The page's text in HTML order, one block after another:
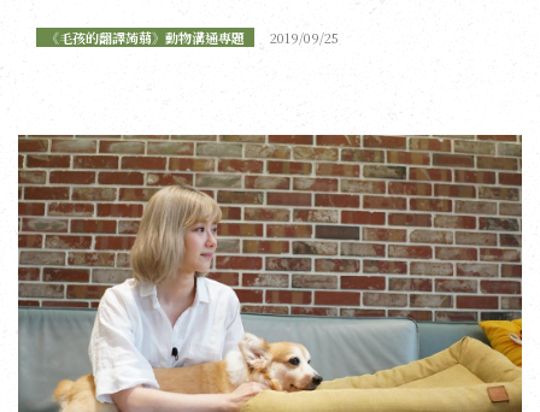
《毛孩的翻譯蒟蒻》動物溝通專題 2019/09/25